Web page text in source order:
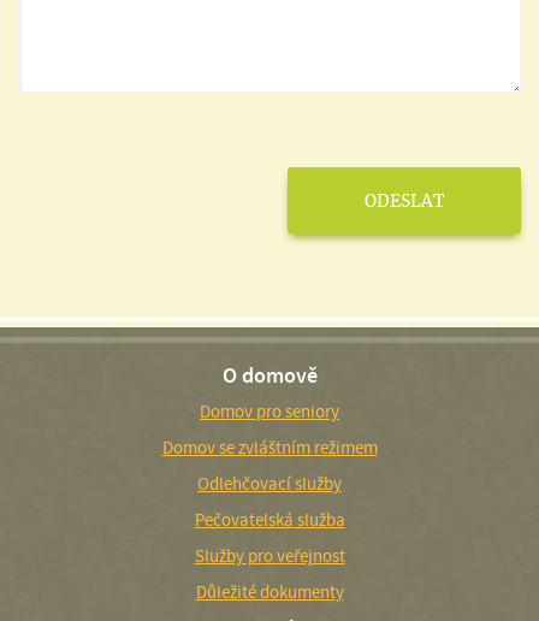
O domově
Domov pro seniory
Domov se zvláštním režimem
Odlehčovací služby
Pečovatelská služba
Služby pro veřejnost
Důležité dokumenty